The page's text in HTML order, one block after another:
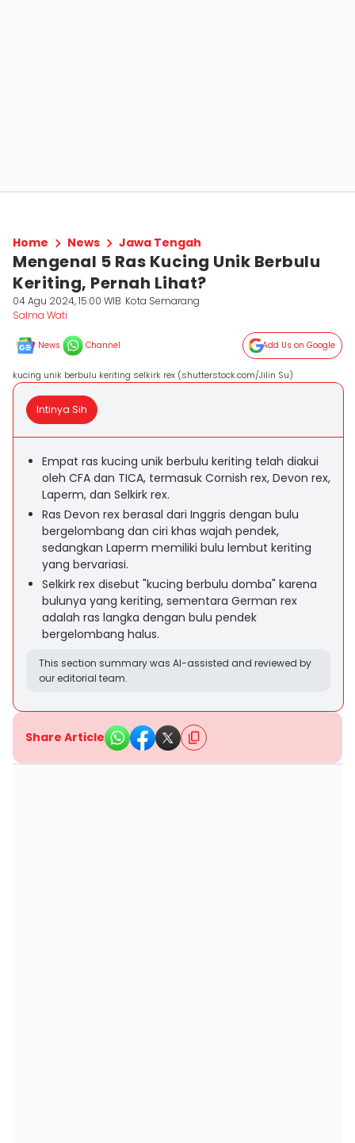
Home News Jawa Tengah
Mengenal 5 Ras Kucing Unik Berbulu
Keriting, Pernah Lihat?
04 Agu 2024, 15:00 WIB Kota Semarang
Salma Wati
News Channel Add Us on Google
kucing unik berbulu keriting selkirk rex (shutterstock.com/Jilin Su)
Intinya Sih
Empat ras kucing unik berbulu keriting telah diakui
oleh CFA dan TICA, termasuk Cornish rex, Devon rex,
Laperm, dan Selkirk rex.
Ras Devon rex berasal dari Inggris dengan bulu
bergelombang dan ciri khas wajah pendek,
sedangkan Laperm memiliki bulu lembut keriting
yang bervariasi.
Selkirk rex disebut "kucing berbulu domba" karena
bulunya yang keriting, sementara German rex
adalah ras langka dengan bulu pendek
bergelombang halus.
This section summary was AI-assisted and reviewed by
our editorial team.
Share Article